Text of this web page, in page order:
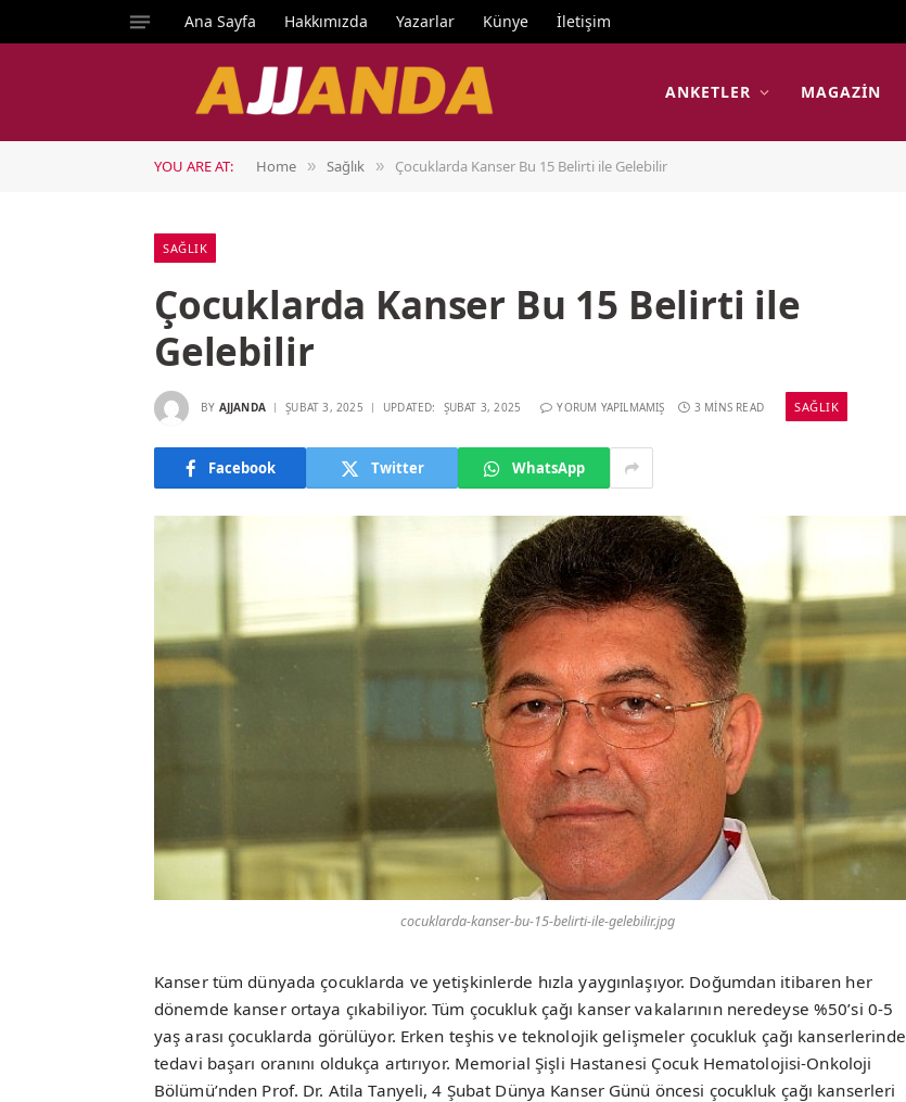
Ana Sayfa Hakkımızda Yazarlar Künye İletişim
ANKETLER MAGAZIN
YOU ARE AT: Home » Sağlık » Çocuklarda Kanser Bu 15 Belirti ile Gelebilir
SAĞLIK
Çocuklarda Kanser Bu 15 Belirti ile
Gelebilir
BY AJJANDA ŞUBAT 3, 2025 UPDATED: ŞUBAT 3, 2025 YORUM YAPILMAMIŞ 3 MINS READ SAĞLIK
Facebook Twitter WhatsApp
cocuklarda-kanser-bu-15-belirti-ile-gelebilir.jpg
Kanser tüm dünyada çocuklarda ve yetişkinlerde hızla yaygınlaşıyor. Doğumdan itibaren her
dönemde kanser ortaya çıkabiliyor. Tüm çocukluk çağı kanser vakalarının neredeyse %50’si 0-5
yaş arası çocuklarda görülüyor. Erken teşhis ve teknolojik gelişmeler çocukluk çağı kanserlerinde
tedavi başarı oranını oldukça artırıyor. Memorial Şişli Hastanesi Çocuk Hematolojisi-Onkoloji
Bölümü’nden Prof. Dr. Atila Tanyeli, 4 Şubat Dünya Kanser Günü öncesi çocukluk çağı kanserleri